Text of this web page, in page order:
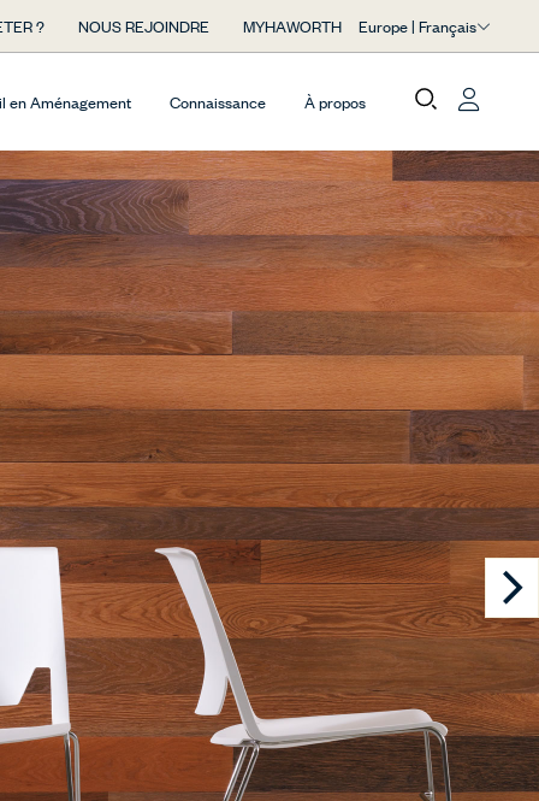
? NOUS REJOINDRE MYHAWORTH Europe | Français
en Aménagement Connaissance À propos